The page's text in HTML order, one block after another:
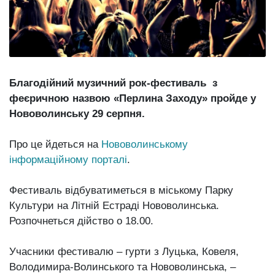
залишив у
Луцьку
три...
27 Липня 2026
746 переглядів
Всі розділи
Персона
Лайф
ZONE 18+
Політика конфіденційності
Благодійний музичний рок-фестиваль з
феєричною назвою «Перлина Заходу» пройде у
Нововолинську 29 серпня.
Про це йдеться на Нововолинському
інформаційному порталі.
Фестиваль відбуватиметься в міському Парку
Культури на Літній Естраді Нововолинська.
Розпочнеться дійство о 18.00.
Учасники фестивалю – гурти з Луцька, Ковеля,
Володимира-Волинського та Нововолинська, –